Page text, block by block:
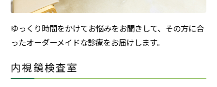
ゆっくり時間をかけてお悩みをお聞きして、その方に合
ったオーダーメイドな診療をお届けします。
内視鏡検査室